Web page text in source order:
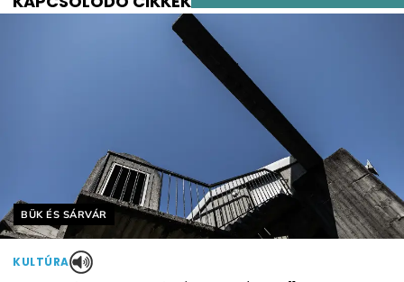
Helyszín címkék:
BÜK ÉS SÁRVÁR
KULTÚRA